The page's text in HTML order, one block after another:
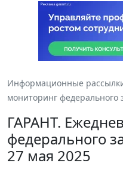
Информационные
мониторинг федерального
ГАРАНТ.
федерального
27 мая 2025